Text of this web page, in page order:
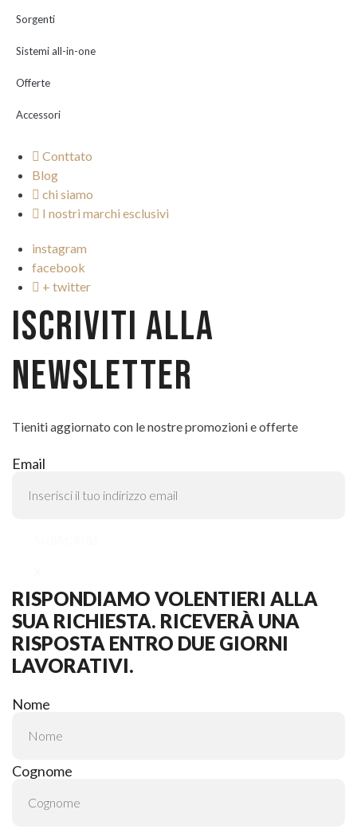
Sorgenti
Sistemi all-in-one
Offerte
Accessori
Conttato
Blog
chi siamo
I nostri marchi esclusivi
instagram
facebook
+ twitter
ISCRIVITI ALLA
NEWSLETTER
Tieniti aggiornato con le nostre promozioni e offerte
Email
RISPONDIAMO VOLENTIERI ALLA
SUA RICHIESTA. RICEVERÀ UNA
RISPOSTA ENTRO DUE GIORNI
LAVORATIVI.
Nome
Cognome